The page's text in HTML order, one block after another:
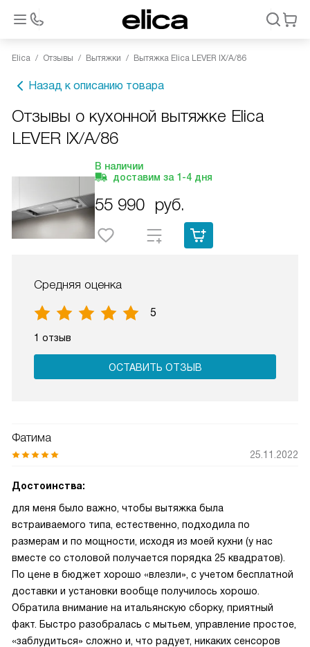
Elica Отзывы Вытяжки Вытяжка Elica LEVER IX/A/86
Назад к описанию товара
Отзывы о кухонной вытяжке Elica
LEVER IX/A/86
В наличии
доставим за 1-4 дня
55 990 руб.
Средняя оценка
5
1 отзыв
ОСТАВИТЬ ОТЗЫВ
Фатима
25.11.2022
Достоинства:
для меня было важно, чтобы вытяжка была
встраиваемого типа, естественно, подходила по
размерам и по мощности, исходя из моей кухни (у нас
вместе со столовой получается порядка 25 квадратов).
По цене в бюджет хорошо «влезли», с учетом бесплатной
доставки и установки вообще получилось хорошо.
Обратила внимание на итальянскую сборку, приятный
факт. Быстро разобралась с мытьем, управление простое,
«заблудиться» сложно и, что радует, никаких сенсоров